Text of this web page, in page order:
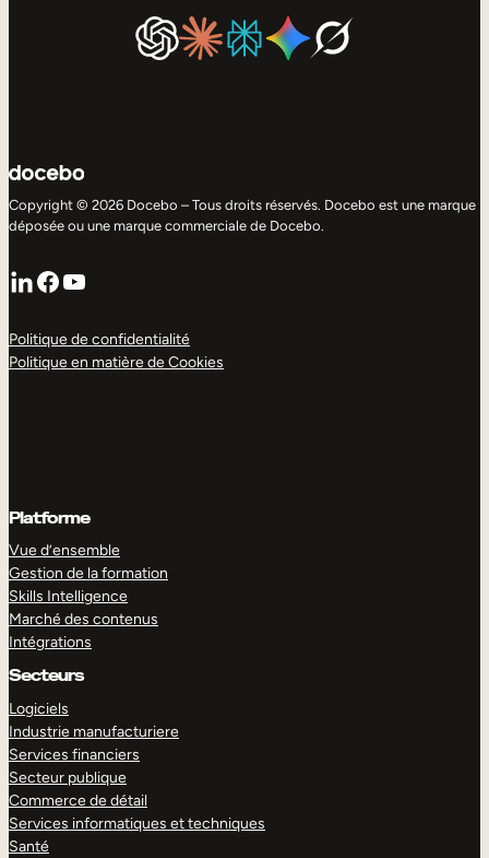
Copyright © 2026 Docebo – Tous droits réservés. Docebo est une marque
déposée ou une marque commerciale de Docebo.
LinkedIn
Facebook
YouTube
Politique de confidentialité
Politique en matière de Cookies
Platforme
Vue d’ensemble
Gestion de la formation
Skills Intelligence
Marché des contenus
Intégrations
Secteurs
Logiciels
Industrie manufacturiere
Services financiers
Secteur publique
Commerce de détail
Services informatiques et techniques
Santé